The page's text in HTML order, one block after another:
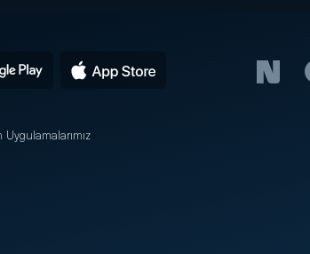
Uygulamalarımız